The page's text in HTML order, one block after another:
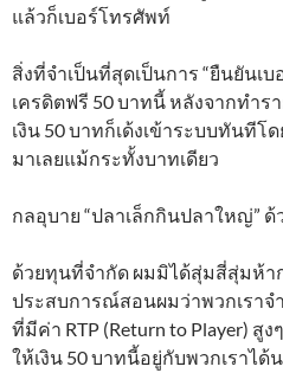
แล้วก็เบอร์โทรศัพท์
สิ่งที่จำเป็นที่สุดเป็นการ “ยืนยันเ
เครดิตฟรี 50 บาทนี้ หลังจากทำร
เงิน 50 บาทก็เด้งเข้าระบบทันทีโ
มาเลยแม้กระทั้งบาทเดียว
กลอุบาย “ปลาเล็กกินปลาใหญ่” ด้
ด้วยทุนที่จำกัด ผมมิได้สุ่มสี่สุ่มห้า
ประสบการณ์สอนผมว่าพวกเราจ
ที่มีค่า RTP (Return to Player) สู
ให้เงิน 50 บาทนี้อยู่กับพวกเราได้